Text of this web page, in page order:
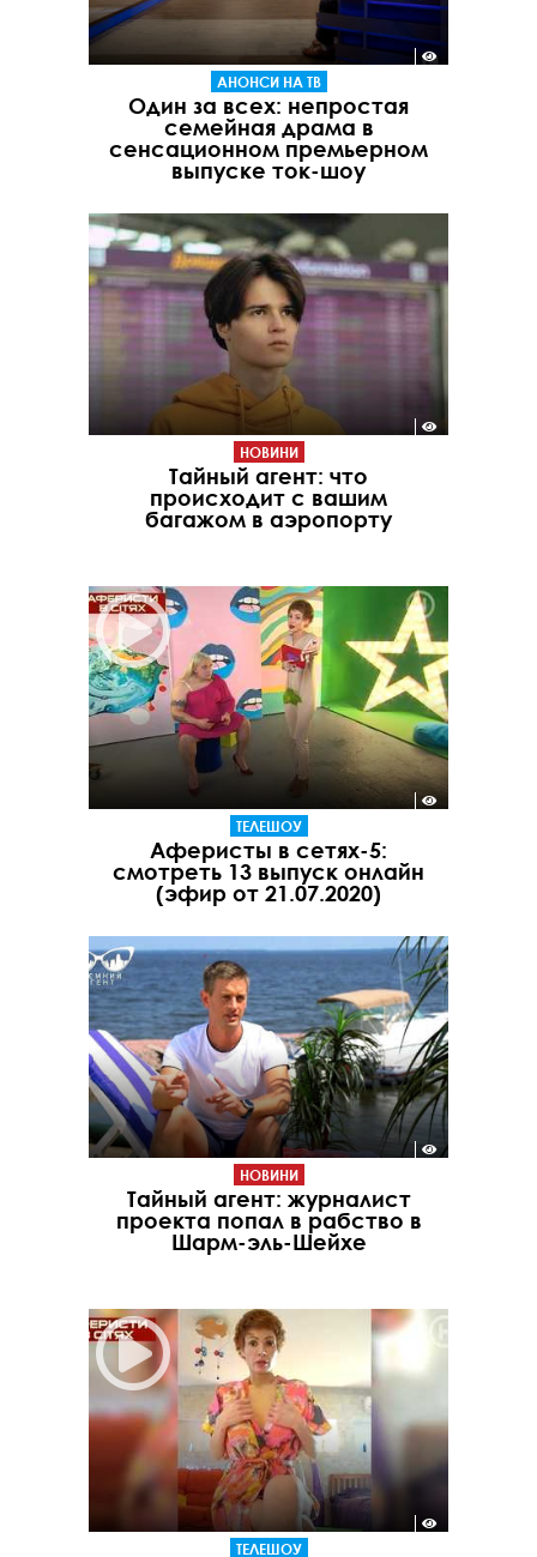
АНОНСИ НА ТВ
Один за всех: непростая
семейная драма в
сенсационном премьерном
выпуске ток-шоу
НОВИНИ
Тайный агент: что
происходит с вашим
багажом в аэропорту
ТЕЛЕШОУ
Аферисты в сетях-5:
смотреть 13 выпуск онлайн
(эфир от 21.07.2020)
НОВИНИ
Тайный агент: журналист
проекта попал в рабство в
Шарм-эль-Шейхе
ТЕЛЕШОУ